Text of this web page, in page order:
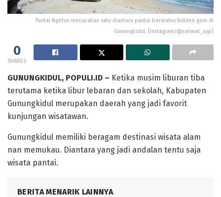
Pantai Ngetun merupakan satu diantara pantai berstatus hidden gem di
Gunungkidul. [Instagram/@rahmat_ayp]
0
SHARES
GUNUNGKIDUL, POPULI.ID – Ketika musim liburan tiba
terutama ketika libur lebaran dan sekolah, Kabupaten
Gunungkidul merupakan daerah yang jadi favorit
kunjungan wisatawan.
Gunungkidul memiliki beragam destinasi wisata alam
nan memukau. Diantara yang jadi andalan tentu saja
wisata pantai.
BERITA MENARIK LAINNYA